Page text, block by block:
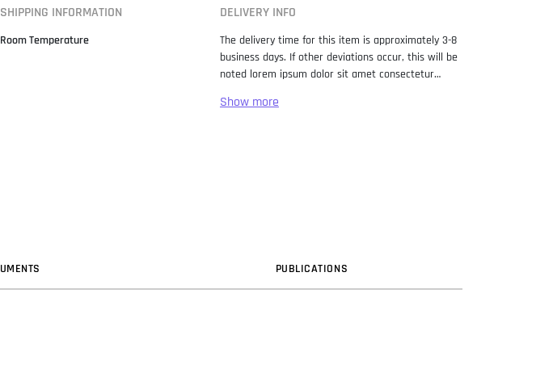
SHIPPING INFORMATION
Room Temperature
DELIVERY INFO
The delivery time for this item is approximately 3-8
business days. If other deviations occur, this will be
noted lorem ipsum dolor sit amet consectetur
standard dummy text ever since the 1500s, when
UMENTS PUBLICATIONS